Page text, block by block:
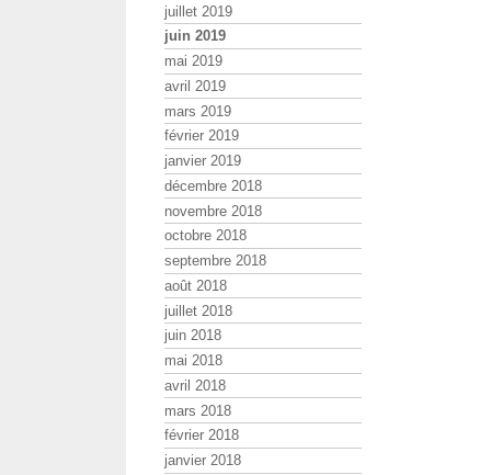
juillet 2019
juin 2019
mai 2019
avril 2019
mars 2019
février 2019
janvier 2019
décembre 2018
novembre 2018
octobre 2018
septembre 2018
août 2018
juillet 2018
juin 2018
mai 2018
avril 2018
mars 2018
février 2018
janvier 2018